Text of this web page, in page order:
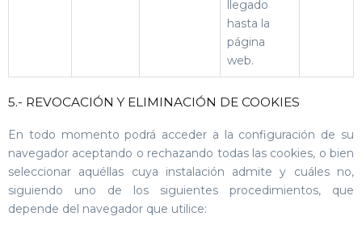
llegado
hasta la
página
web.
5.- REVOCACIÓN Y ELIMINACIÓN DE COOKIES
En todo momento podrá acceder a la configuración de su
navegador aceptando o rechazando todas las cookies, o bien
seleccionar aquéllas cuya instalación admite y cuáles no,
siguiendo uno de los siguientes procedimientos, que
depende del navegador que utilice: